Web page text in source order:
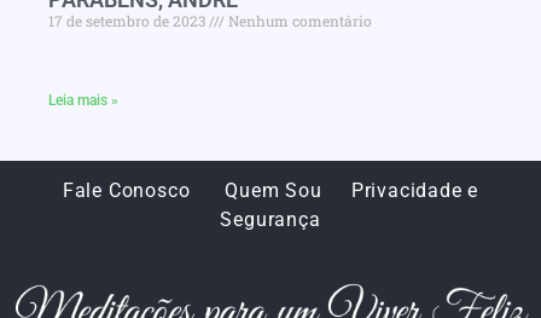
17 de setembro de 2023 Nenhum comentário
Leia mais »
Fale Conosco Quem Sou
Privacidade e
Segurança